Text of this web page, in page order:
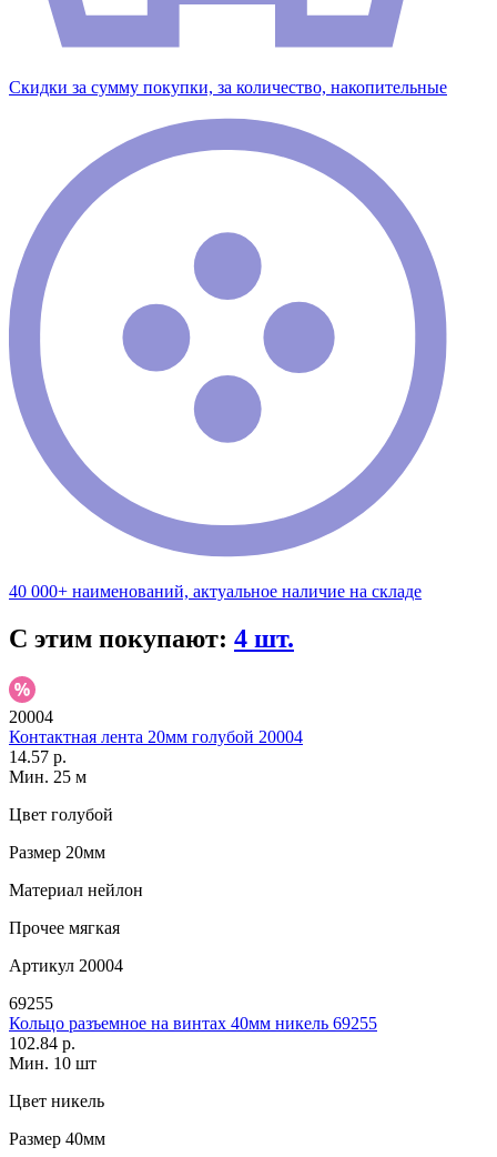
Скидки за сумму покупки, за количество, накопительные
40 000+ наименований, актуальное наличие на складе
С этим покупают: 4 шт.
20004
Контактная лента 20мм голубой 20004
14.57 р.
Мин. 25 м
Цвет голубой
Размер 20мм
Материал нейлон
Прочее мягкая
Артикул 20004
69255
Кольцо разъемное на винтах 40мм никель 69255
102.84 р.
Мин. 10 шт
Цвет никель
Размер 40мм